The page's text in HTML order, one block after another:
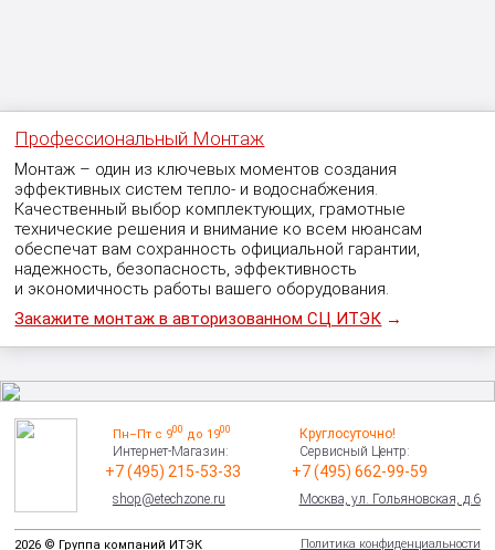
Профессиональный Монтаж
Монтаж – один из ключевых моментов создания
эффективных систем тепло- и водоснабжения.
Качественный выбор комплектующих, грамотные
технические решения и внимание ко всем нюансам
обеспечат вам сохранность официальной гарантии,
надежность, безопасность, эффективность
и экономичность работы вашего оборудования.
Закажите монтаж в авторизованном СЦ ИТЭК →
Пн–Пт с 900 до 1900
Интернет-Магазин:
+7 (495) 215-53-33
shop@etechzone.ru
Круглосуточно!
Сервисный Центр:
+7 (495) 662-99-59
Москва, ул. Гольяновская, д.6
2026 © Группа компаний ИТЭК Политика конфиденциальности